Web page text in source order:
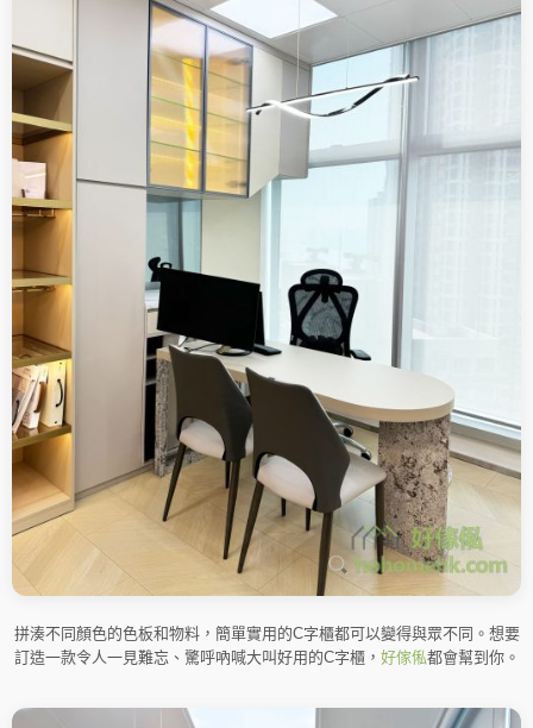
拼湊不同顏色的色板和物料，簡單實用的C字櫃都可以變得與眾不同。想要
訂造一款令人一見難忘、驚呼吶喊大叫好用的C字櫃， 好傢俬都會幫到你。